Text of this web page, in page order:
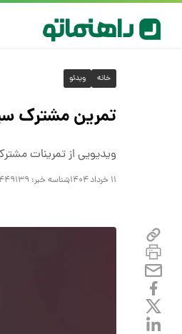
خانه ویدئو
تمرین مشترک
ویدیویی از تمرینات
۱۱ خرداد ۱۴۰۴ شناسه خبر: ۴۴۹۱۳۹